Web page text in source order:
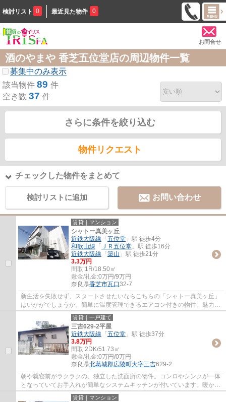
検討リスト 0 最近見た物件 0
お問合せ
酒のやまや 香芝五位堂店の周辺物件一覧
募集中のみ表示
該当物件 89 件
空き数 37 件
さらに条件を絞り込む
物件リクエスト
チェックした物件をまとめて
検討リストに追加 お問い合わせ
賃貸｜マンション
シャトー真美ヶ丘
近鉄大阪線 「 五位堂 」駅 徒歩4分
和歌山線 「 ＪＲ五位堂 」駅 徒歩16分
近鉄大阪線 「 築山 」駅 徒歩21分
3.3万円
間取:1R/18.50㎡
敷金/礼金:0万円/9万円
奈良県香芝市瓦口32-7
新生活を失敗せず、スタートさせたいならこちらの「シャトー真美ヶ丘」
はいかがでしょうか。簡単に温度管理できるエアコン付きの物件。魅力も
多い賃貸物件はいかがでしょうか。香芝市...
賃貸｜一戸建て
三吉629-2平屋
近鉄大阪線 「 五位堂 」駅 徒歩37分
3.8万円
間取:2DK/51.73㎡
敷金/礼金:0万円/0万円
奈良県北葛城郡広陵町大字三吉629-2
朝や就寝前がラクラクの、独立した洗面所の物件。コンロやシンクが一体
となっていてお手入れが簡単なシステムキッチンが付いています。暖かさ
を感じやすい南向きの空間です。2DKは家族...
賃貸｜マンション